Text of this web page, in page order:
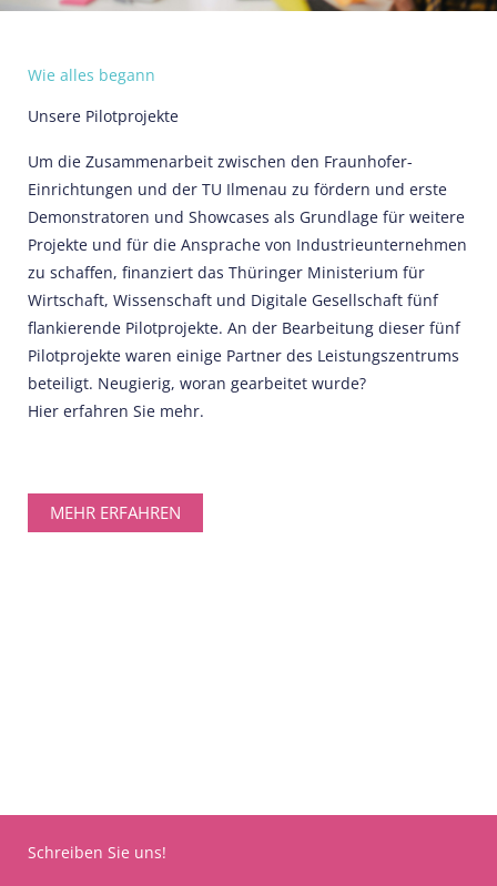
Wie alles begann
Unsere Pilotprojekte
Um die Zusammenarbeit zwischen den Fraunhofer-
Einrichtungen und der TU Ilmenau zu fördern und erste
Demonstratoren und Showcases als Grundlage für weitere
Projekte und für die Ansprache von Industrieunternehmen
zu schaffen, finanziert das Thüringer Ministerium für
Wirtschaft, Wissenschaft und Digitale Gesellschaft fünf
flankierende Pilotprojekte. An der Bearbeitung dieser fünf
Pilotprojekte waren einige Partner des Leistungszentrums
beteiligt. Neugierig, woran gearbeitet wurde?
Hier erfahren Sie mehr.
MEHR ERFAHREN
Schreiben Sie uns!